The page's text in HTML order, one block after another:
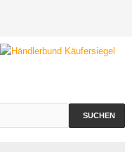
SUCHEN